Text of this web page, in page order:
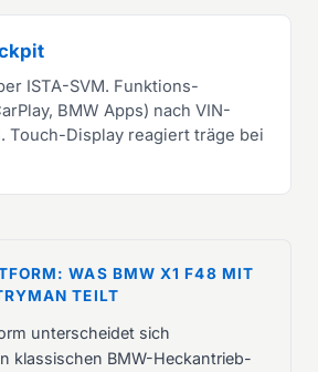
ISTA-SVM. Funktions-
BMW Apps) nach VIN-
Touch-Display reagiert träge bei
WAS BMW X1 F48 MIT
TEILT
unterscheidet sich
klassischen BMW-Heckantrieb-